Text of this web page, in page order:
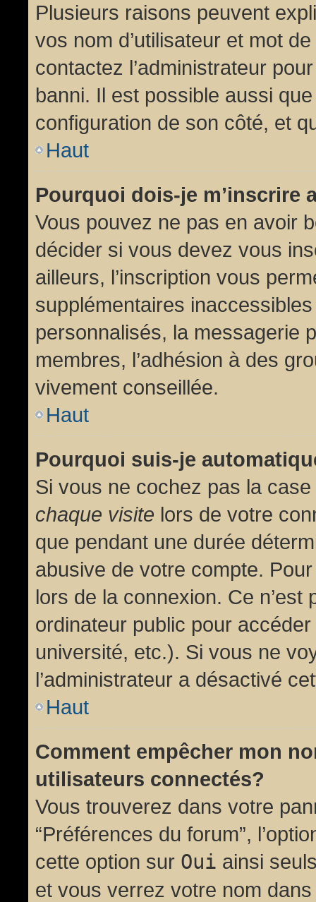
Plusieurs raisons peuvent
vos nom d’utilisateur et mot
contactez l’administrateur
banni. Il est possible aussi
configuration de son côté, et
Haut
Pourquoi dois-je m’inscrire
Vous pouvez ne pas en avoir
décider si vous devez vous
ailleurs, l’inscription vous
supplémentaires
personnalisés, la messagerie
membres, l’adhésion à des
vivement conseillée.
Haut
Pourquoi suis-je
Si vous ne cochez pas la case
chaque visite lors de votre
que pendant une durée
abusive de votre compte.
lors de la connexion. Ce
ordinateur public pour
université, etc.). Si vous ne
l’administrateur a désactivé
Haut
Comment empêcher mon
utilisateurs connectés?
Vous trouverez dans votre
“Préférences du forum”,
cette option sur Oui ainsi
et vous verrez votre nom